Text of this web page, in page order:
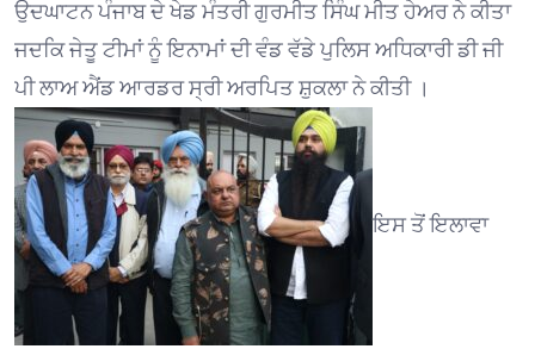
ਉਦਘਾਟਨ ਪੰਜਾਬ ਦੇ ਖੇਡ ਮੰਤਰੀ ਗੁਰਮੀਤ ਸਿੰਘ ਮੀਤ ਹੇਅਰ ਨੇ ਕੀਤਾ
ਜਦਕਿ ਜੇਤੂ ਟੀਮਾਂ ਨੂੰ ਇਨਾਮਾਂ ਦੀ ਵੰਡ ਵੱਡੇ ਪੁਲਿਸ ਅਧਿਕਾਰੀ ਡੀ ਜੀ
ਪੀ ਲਾਅ ਐਂਡ ਆਰਡਰ ਸ੍ਰੀ ਅਰਪਿਤ ਸ਼ੁਕਲਾ ਨੇ ਕੀਤੀ ।
ਇਸ ਤੋਂ ਇਲਾਵਾ